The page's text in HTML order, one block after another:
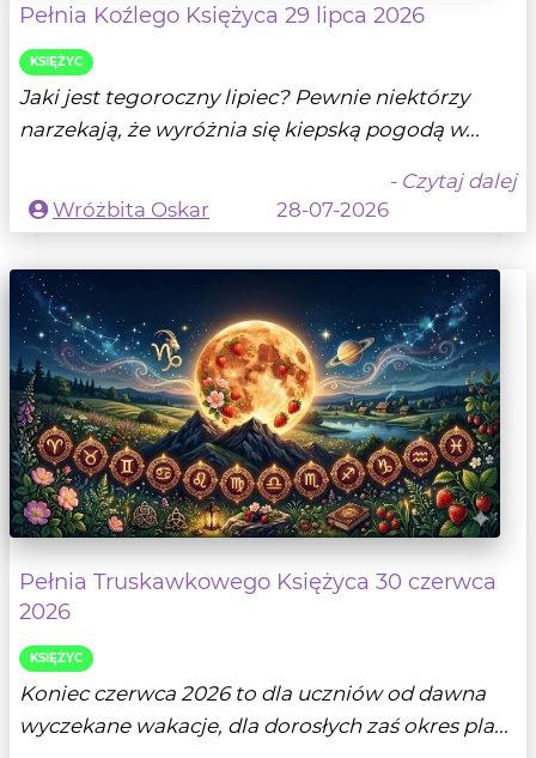
Pełnia Koźlego Księżyca 29 lipca 2026
KSIĘŻYC
Jaki jest tegoroczny lipiec? Pewnie niektórzy
narzekają, że wyróżnia się kiepską pogodą w...
- Czytaj dalej
Wróżbita Oskar
28-07-2026
Pełnia Truskawkowego Księżyca 30 czerwca
2026
KSIĘŻYC
Koniec czerwca 2026 to dla uczniów od dawna
wyczekane wakacje, dla dorosłych zaś okres pla...